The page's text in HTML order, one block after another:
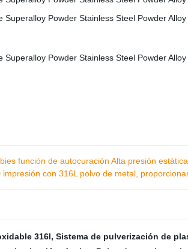
función de autocuración Alta presión estática
impresión con 316L polvo de metal,
316l, Sistema de pulverización de